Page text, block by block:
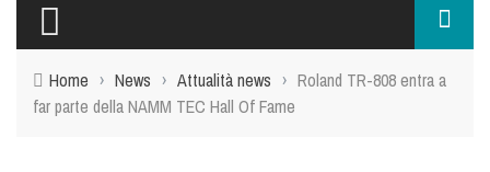
Home › News › Attualità news › Roland TR-808 entra a
far parte della NAMM TEC Hall Of Fame